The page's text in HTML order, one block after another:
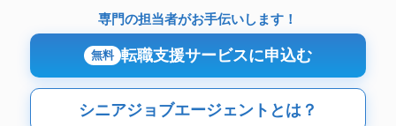
専門の担当者がお手伝いします！
無料 転職支援サービスに申込む
シニアジョブエージェントとは？